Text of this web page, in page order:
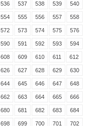
536 537 538 539 540
554 555 556 557 558
572 573 574 575 576
590 591 592 593 594
608 609 610 611 612
626 627 628 629 630
644 645 646 647 648
662 663 664 665 666
680 681 682 683 684
698 699 700 701 702